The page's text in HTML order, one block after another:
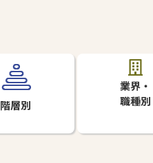
階層別
業界・
職種別